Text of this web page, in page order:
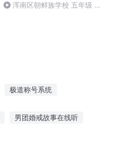
浑南区朝鲜族学校 五年级 孙
极道称号系统
男团婚戒故事在线听